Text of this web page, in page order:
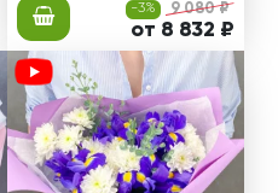
-3% 9 080 ₽
от 8 832 ₽